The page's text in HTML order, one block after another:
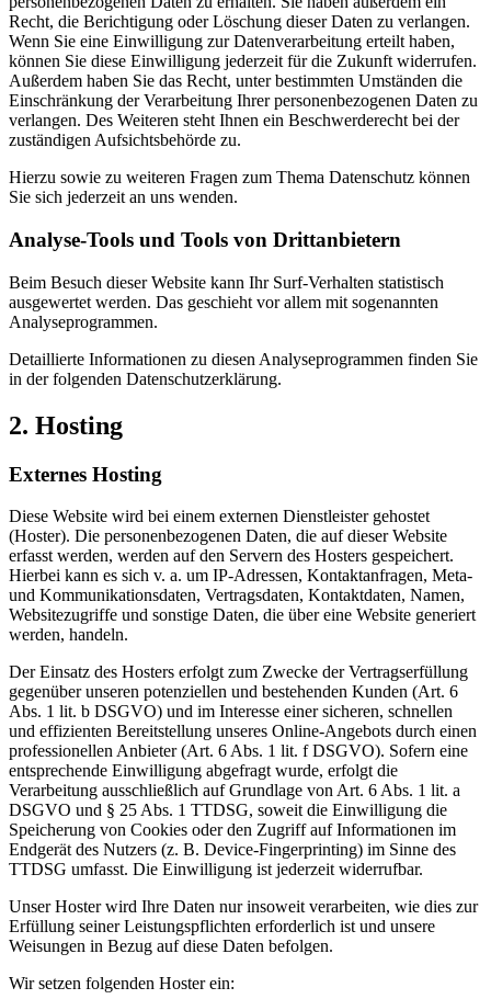
Recht, die Berichtigung oder Löschung dieser Daten zu verlangen.
Wenn Sie eine Einwilligung zur Datenverarbeitung erteilt haben,
können Sie diese Einwilligung jederzeit für die Zukunft widerrufen.
Außerdem haben Sie das Recht, unter bestimmten Umständen die
Einschränkung der Verarbeitung Ihrer personenbezogenen Daten zu
verlangen. Des Weiteren steht Ihnen ein Beschwerderecht bei der
zuständigen Aufsichtsbehörde zu.
Hierzu sowie zu weiteren Fragen zum Thema Datenschutz können
Sie sich jederzeit an uns wenden.
Analyse-Tools und Tools von Dritt­anbietern
Beim Besuch dieser Website kann Ihr Surf-Verhalten statistisch
ausgewertet werden. Das geschieht vor allem mit sogenannten
Analyseprogrammen.
Detaillierte Informationen zu diesen Analyseprogrammen finden Sie
in der folgenden Datenschutzerklärung.
2. Hosting
Externes Hosting
Diese Website wird bei einem externen Dienstleister gehostet
(Hoster). Die personenbezogenen Daten, die auf dieser Website
erfasst werden, werden auf den Servern des Hosters gespeichert.
Hierbei kann es sich v. a. um IP-Adressen, Kontaktanfragen, Meta-
und Kommunikationsdaten, Vertragsdaten, Kontaktdaten, Namen,
Websitezugriffe und sonstige Daten, die über eine Website generiert
werden, handeln.
Der Einsatz des Hosters erfolgt zum Zwecke der Vertragserfüllung
gegenüber unseren potenziellen und bestehenden Kunden (Art. 6
Abs. 1 lit. b DSGVO) und im Interesse einer sicheren, schnellen
und effizienten Bereitstellung unseres Online-Angebots durch einen
professionellen Anbieter (Art. 6 Abs. 1 lit. f DSGVO). Sofern eine
entsprechende Einwilligung abgefragt wurde, erfolgt die
Verarbeitung ausschließlich auf Grundlage von Art. 6 Abs. 1 lit. a
DSGVO und § 25 Abs. 1 TTDSG, soweit die Einwilligung die
Speicherung von Cookies oder den Zugriff auf Informationen im
Endgerät des Nutzers (z. B. Device-Fingerprinting) im Sinne des
TTDSG umfasst. Die Einwilligung ist jederzeit widerrufbar.
Unser Hoster wird Ihre Daten nur insoweit verarbeiten, wie dies zur
Erfüllung seiner Leistungspflichten erforderlich ist und unsere
Weisungen in Bezug auf diese Daten befolgen.
Wir setzen folgenden Hoster ein: